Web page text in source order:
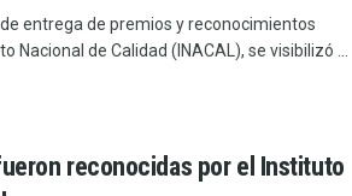
entrega de premios y reconocimientos
Nacional de Calidad (INACAL), se visibilizó ...
reconocidas por el Instituto